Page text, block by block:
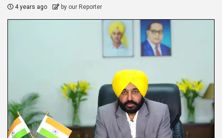
4 years ago by our Reporter